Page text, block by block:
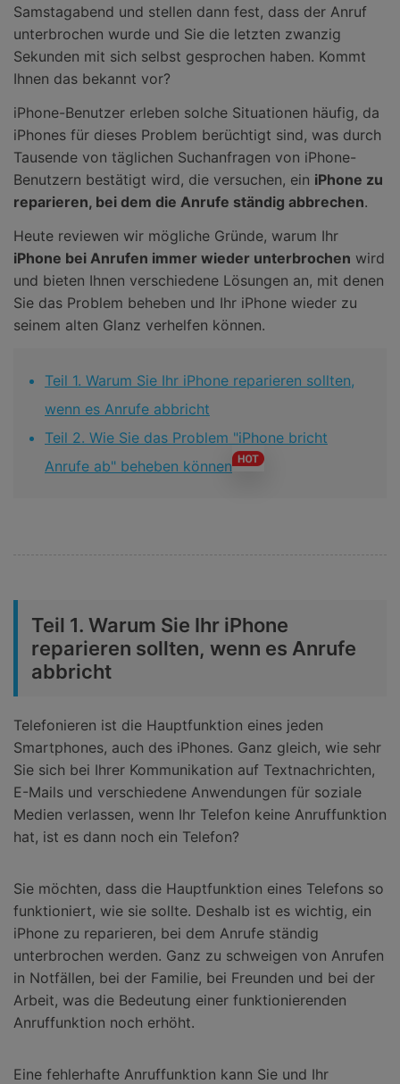
Samstagabend und stellen dann fest, dass der Anruf
unterbrochen wurde und Sie die letzten zwanzig
Sekunden mit sich selbst gesprochen haben. Kommt
Ihnen das bekannt vor?
iPhone-Benutzer erleben solche Situationen häufig, da
iPhones für dieses Problem berüchtigt sind, was durch
Tausende von täglichen Suchanfragen von iPhone-
Benutzern bestätigt wird, die versuchen, ein iPhone zu
reparieren, bei dem die Anrufe ständig abbrechen.
Heute reviewen wir mögliche Gründe, warum Ihr
iPhone bei Anrufen immer wieder unterbrochen wird
und bieten Ihnen verschiedene Lösungen an, mit denen
Sie das Problem beheben und Ihr iPhone wieder zu
seinem alten Glanz verhelfen können.
Teil 1. Warum Sie Ihr iPhone reparieren sollten,
wenn es Anrufe abbricht
Teil 2. Wie Sie das Problem "iPhone bricht
Anrufe ab" beheben können
Teil 1. Warum Sie Ihr iPhone
reparieren sollten, wenn es Anrufe
abbricht
Telefonieren ist die Hauptfunktion eines jeden
Smartphones, auch des iPhones. Ganz gleich, wie sehr
Sie sich bei Ihrer Kommunikation auf Textnachrichten,
E-Mails und verschiedene Anwendungen für soziale
Medien verlassen, wenn Ihr Telefon keine Anruffunktion
hat, ist es dann noch ein Telefon?
Sie möchten, dass die Hauptfunktion eines Telefons so
funktioniert, wie sie sollte. Deshalb ist es wichtig, ein
iPhone zu reparieren, bei dem Anrufe ständig
unterbrochen werden. Ganz zu schweigen von Anrufen
in Notfällen, bei der Familie, bei Freunden und bei der
Arbeit, was die Bedeutung einer funktionierenden
Anruffunktion noch erhöht.
Eine fehlerhafte Anruffunktion kann Sie und Ihr